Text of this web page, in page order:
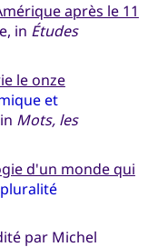
après le 11
in Études
le onze
et
Mots, les
d'un monde qui
par Michel